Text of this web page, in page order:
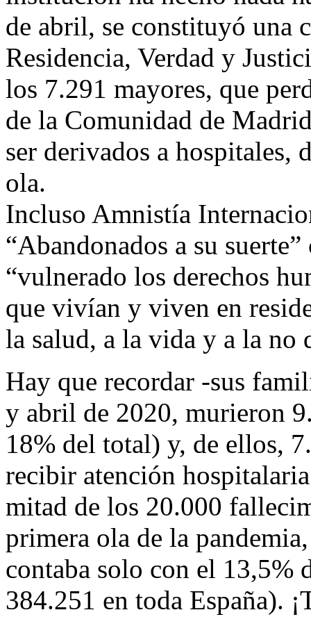
de abril, se constituyó una
Residencia, Verdad y
los 7.291 mayores, que
de la Comunidad de
ser derivados a hospitales,
ola.
Incluso Amnistía
“Abandonados a su
“vulnerado los derechos
que vivían y viven en
la salud, a la vida y a la no
Hay que recordar -sus
y abril de 2020, murieron
18% del total) y, de ellos,
recibir atención
mitad de los 20.000
primera ola de la
contaba solo con el 13,5%
384.251 en toda España).